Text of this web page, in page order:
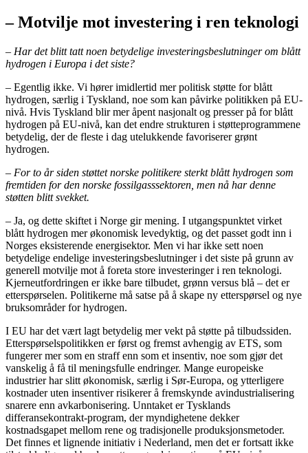
– Motvilje mot investering i ren teknologi
– Har det blitt tatt noen betydelige investeringsbeslutninger om blått
hydrogen i Europa i det siste?
– Egentlig ikke. Vi hører imidlertid mer politisk støtte for blått
hydrogen, særlig i Tyskland, noe som kan påvirke politikken på EU-
nivå. Hvis Tyskland blir mer åpent nasjonalt og presser på for blått
hydrogen på EU-nivå, kan det endre strukturen i støtteprogrammene
betydelig, der de fleste i dag utelukkende favoriserer grønt
hydrogen.
– For to år siden støttet norske politikere sterkt blått hydrogen som
fremtiden for den norske fossilgasssektoren, men nå har denne
støtten blitt svekket.
– Ja, og dette skiftet i Norge gir mening. I utgangspunktet virket
blått hydrogen mer økonomisk levedyktig, og det passet godt inn i
Norges eksisterende energisektor. Men vi har ikke sett noen
betydelige endelige investeringsbeslutninger i det siste på grunn av
generell motvilje mot å foreta store investeringer i ren teknologi.
Kjerneutfordringen er ikke bare tilbudet, grønn versus blå – det er
etterspørselen. Politikerne må satse på å skape ny etterspørsel og nye
bruksområder for hydrogen.
I EU har det vært lagt betydelig mer vekt på støtte på tilbudssiden.
Etterspørselspolitikken er først og fremst avhengig av ETS, som
fungerer mer som en straff enn som et insentiv, noe som gjør det
vanskelig å få til meningsfulle endringer. Mange europeiske
industrier har slitt økonomisk, særlig i Sør-Europa, og ytterligere
kostnader uten insentiver risikerer å fremskynde avindustrialisering
snarere enn avkarbonisering. Unntaket er Tysklands
differansekontrakt-program, der myndighetene dekker
kostnadsgapet mellom rene og tradisjonelle produksjonsmetoder.
Det finnes et lignende initiativ i Nederland, men det er fortsatt ikke